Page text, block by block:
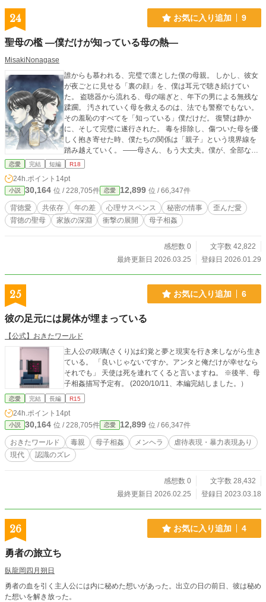
24 お気に入り追加 9
聖母の檻 ―僕だけが知っている母の熱―
MisakiNonagase
誰からも慕われる、完璧で凛とした僕の母親。 しかし、彼女
が夜ごとに見せる「裏の顔」を、僕は耳元で聴き続けてい
た。 盗聴器から流れる、母の喘ぎと、年下の男による無残な
蹂躙。 汚されていく母を救えるのは、法でも警察でもない。
その羞恥のすべてを「知っている」僕だけだ。 復讐は静か
に、そして完璧に遂行された。 毒を排除し、傷ついた母を優
しく抱き寄せた時、僕たちの関係は「親子」という境界線を
踏み越えていく。 ――母さん、もう大丈夫。僕が、全部なか
ったことにしてあげるから。
恋愛 完結 短編 R18
24h.ポイント 14pt
小説 30,164 位 / 228,705件 恋愛 12,899 位 / 66,347件
背徳愛 共依存 年の差 心理サスペンス 秘密の情事
歪んだ愛
背徳の聖母
家族の深淵 衝撃の展開 母子相姦
感想数 0
文字数 42,822
最終更新日 2026.03.25
登録日 2026.01.29
25 お気に入り追加 6
彼の足元には屍体が埋まっている
【公式】おきたワールド
主人公の咲璃(さくり)は幻覚と夢と現実を行き来しながら生き
ている。 「良いじゃないですか。アンタと俺だけが幸せなら
それでも」 天使は死を連れてくると言いますね。 ※後半、母
子相姦描写予定有。 (2020/10/11、本編完結しました。）
恋愛 完結 長編 R15
24h.ポイント 14pt
小説 30,164 位 / 228,705件 恋愛 12,899 位 / 66,347件
おきたワールド 毒親 母子相姦 メンヘラ
虐待表現・暴力表現あり
現代
認識のズレ
感想数 0
文字数 28,432
最終更新日 2026.02.25
登録日 2023.03.18
26 お気に入り追加 4
勇者の旅立ち
臥龍岡四月朔日
勇者の血を引く主人公には内に秘めた想いがあった。出立の日の前日、彼は秘め
た想いを解き放った。